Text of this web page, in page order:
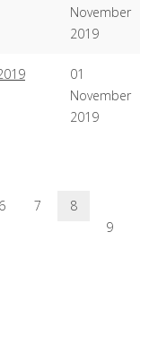
November
2019
01
November
2019
6 7
8
9